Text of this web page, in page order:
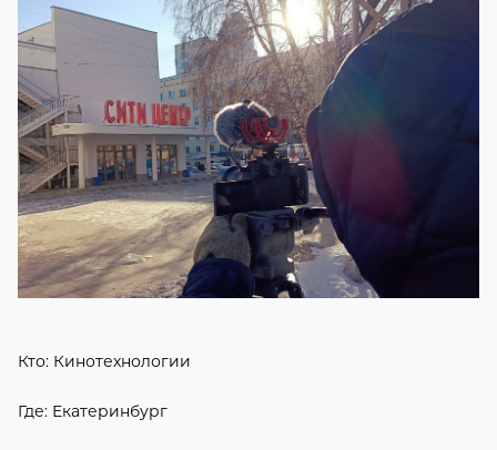
Кто: Кинотехнологии
Где: Екатеринбург